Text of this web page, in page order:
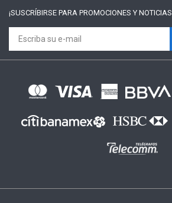
¡SUSCRÍBIRSE PARA PROMOCIONES Y